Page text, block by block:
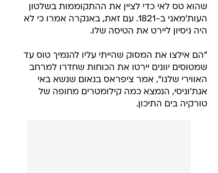
שהוא טס לאי כדי לציין את ההתקוממות בשלטון
העות'מאני ב-1821. עם זאת, באנקרה אמרו כי לא
היה ניסיון ליירט את הטיסה שלו.
"הם אילצו את המסוק שהייתי עליו להנמיך טוס עד
שמטוסים יוונים יירטו את הכוחות שחדרו למרחב
האווירי שלנו", אמר ציפראס בנאום שנשא באי
אגת'וניסי, הנמצא כמה קילומטרים מחופה של
טורקיה בים התיכון.